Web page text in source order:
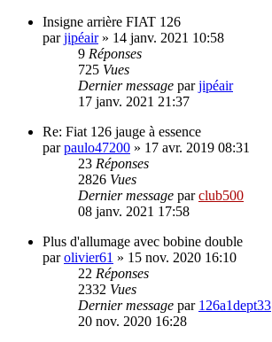
Insigne arrière FIAT 126
parjipéair» 14 janv. 2021 10:58
9 Réponses
725 Vues
Dernier message parjipéair
17 janv. 2021 21:37
Re: Fiat 126 jauge à essence
parpaulo47200 » 17 avr. 2019 08:31
23 Réponses
2826 Vues
Dernier message parclub500
08 janv. 2021 17:58
Plus d'allumage avec bobine double
parolivier61 » 15 nov. 2020 16:10
22 Réponses
2332 Vues
Dernier message par 126a1dept33
20 nov. 2020 16:28